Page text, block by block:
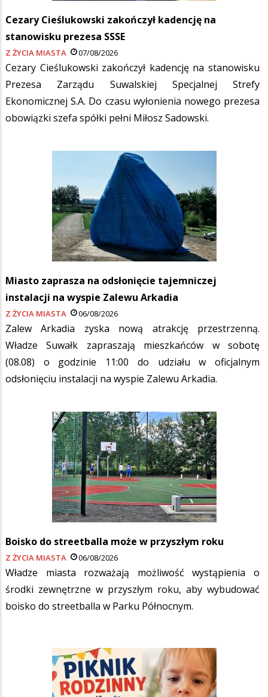
Cezary Cieślukowski zakończył kadencję na
stanowisku prezesa SSSE
Z ŻYCIA MIASTA 07/08/2026
Cezary Cieślukowski zakończył kadencję na stanowisku
Prezesa Zarządu Suwalskiej Specjalnej Strefy
Ekonomicznej S.A. Do czasu wyłonienia nowego prezesa
obowiązki szefa spółki pełni Miłosz Sadowski.
Miasto zaprasza na odsłonięcie tajemniczej
instalacji na wyspie Zalewu Arkadia
Z ŻYCIA MIASTA 06/08/2026
Zalew Arkadia zyska nową atrakcję przestrzenną.
Władze Suwałk zapraszają mieszkańców w sobotę
(08.08) o godzinie 11:00 do udziału w oficjalnym
odsłonięciu instalacji na wyspie Zalewu Arkadia.
Boisko do streetballa może w przyszłym roku
Z ŻYCIA MIASTA 06/08/2026
Władze miasta rozważają możliwość wystąpienia o
środki zewnętrzne w przyszłym roku, aby wybudować
boisko do streetballa w Parku Północnym.